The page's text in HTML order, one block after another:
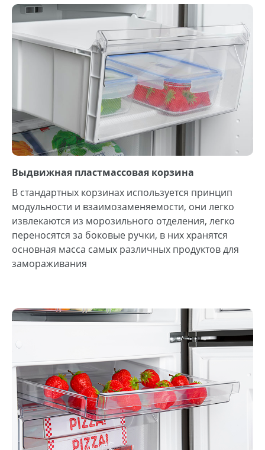
Выдвижная пластмассовая корзина
В стандартных корзинах используется принцип
модульности и взаимозаменяемости, они легко
извлекаются из морозильного отделения, легко
переносятся за боковые ручки, в них хранятся
основная масса самых различных продуктов для
замораживания